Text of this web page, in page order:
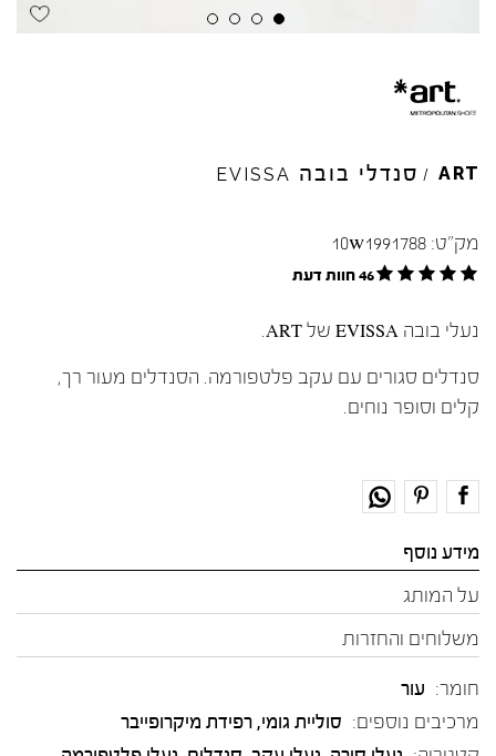
ART
/ סנדלי בובה EVISSA
מק"ט: 10w1991788
46 חוות דעת
נעלי בובה EVISSA של ART.
סנדלים סגורים עם עקב פלטפורמה. הסנדלים מעור רך,
קלים וסופר נוחים.
מידע נוסף
על המותג
משלוחים והחזרות
חומר: עור
מרכיבים נוספים: סוליית גומי, רפידת מיקרופייבר